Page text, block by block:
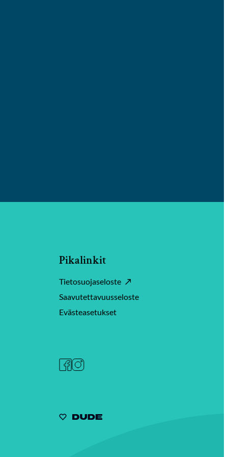
Pikalinkit
Tietosuojaseloste
Saavutettavuusseloste
Evästeasetukset
Facebook
Instagram